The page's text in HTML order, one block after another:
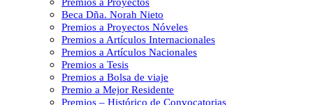
Beca Dña. Norah Nieto
Premios a Proyectos Nóveles
Premios a Artículos Internacionales
Premios a Artículos Nacionales
Premios a Tesis
Premios a Bolsa de viaje
Premio a Mejor Residente
Premios – Histórico de Convocatorias